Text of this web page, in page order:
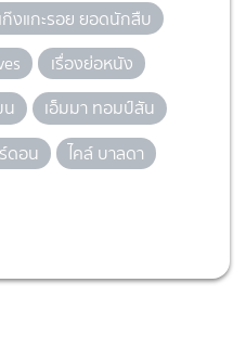
ก๊งแกะรอย ยอดนักสืบ
เรื่องย่อหนัง
น
เอ็มมา ทอมป์สัน
ดอน
ไคล์ บาลดา